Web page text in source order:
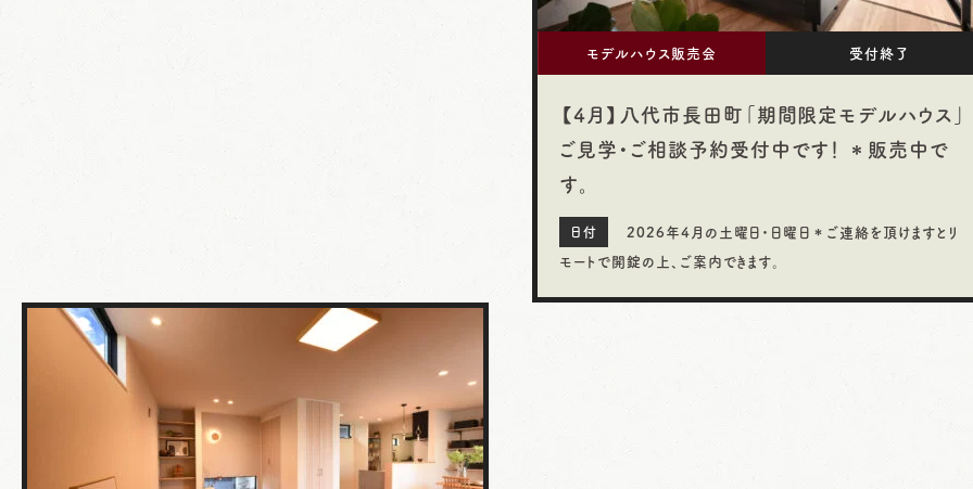
モデルハウス販売会 受付終了
【4月】八代市長田町「期間限定モデルハウス」
ご見学・ご相談予約受付中です！ ＊販売中で
す。
2026年4月の土曜日・日曜日＊ご連絡を頂けますとリ
モートで開錠の上、ご案内できます。